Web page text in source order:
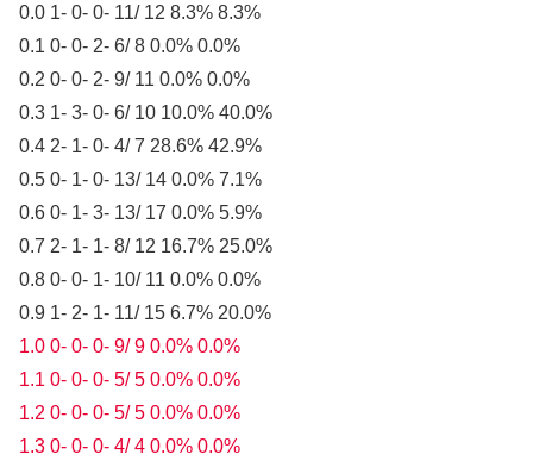
0.0 1- 0- 0- 11/ 12 8.3% 8.3%
0.1 0- 0- 2- 6/ 8 0.0% 0.0%
0.2 0- 0- 2- 9/ 11 0.0% 0.0%
0.3 1- 3- 0- 6/ 10 10.0% 40.0%
0.4 2- 1- 0- 4/ 7 28.6% 42.9%
0.5 0- 1- 0- 13/ 14 0.0% 7.1%
0.6 0- 1- 3- 13/ 17 0.0% 5.9%
0.7 2- 1- 1- 8/ 12 16.7% 25.0%
0.8 0- 0- 1- 10/ 11 0.0% 0.0%
0.9 1- 2- 1- 11/ 15 6.7% 20.0%
1.0 0- 0- 0- 9/ 9 0.0% 0.0%
1.1 0- 0- 0- 5/ 5 0.0% 0.0%
1.2 0- 0- 0- 5/ 5 0.0% 0.0%
1.3 0- 0- 0- 4/ 4 0.0% 0.0%